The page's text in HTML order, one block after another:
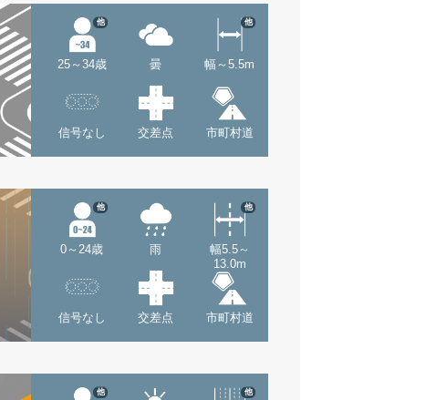
25～34歳
他
曇 幅～5.5m
他
信号なし 交差点 市町村道
0～24歳
他
雨
幅5.5～
13.0m
他
信号なし 交差点 市町村道
他 他